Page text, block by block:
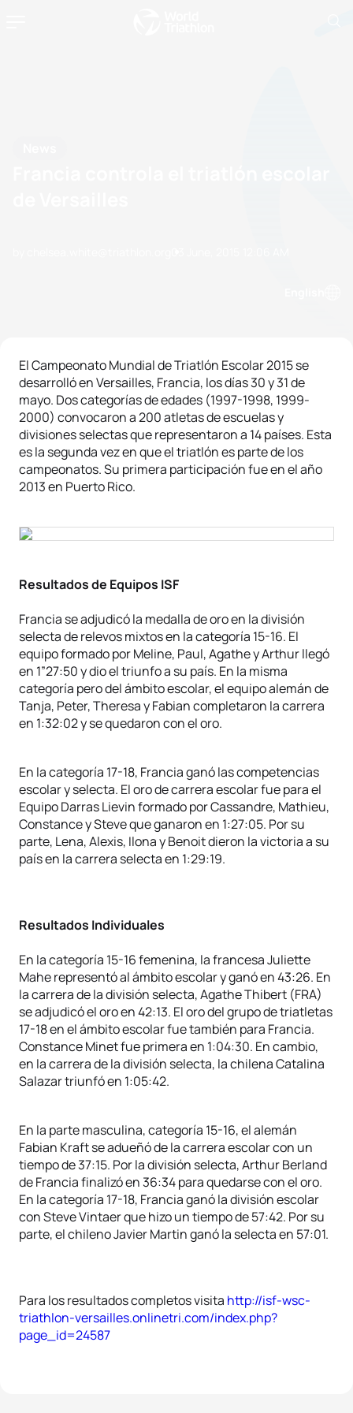
El Campeonato Mundial de Triatlón Escolar 2015 se
desarrolló en Versailles, Francia, los días 30 y 31 de
mayo. Dos categorías de edades (1997-1998, 1999-
2000) convocaron a 200 atletas de escuelas y
divisiones selectas que representaron a 14 países. Esta
es la segunda vez en que el triatlón es parte de los
campeonatos. Su primera participación fue en el año
2013 en Puerto Rico.
Resultados de Equipos ISF
Francia se adjudicó la medalla de oro en la división
selecta de relevos mixtos en la categoría 15-16. El
equipo formado por Meline, Paul, Agathe y Arthur llegó
en 1”27:50 y dio el triunfo a su país. En la misma
categoría pero del ámbito escolar, el equipo alemán de
Tanja, Peter, Theresa y Fabian completaron la carrera
en 1:32:02 y se quedaron con el oro.
En la categoría 17-18, Francia ganó las competencias
escolar y selecta. El oro de carrera escolar fue para el
Equipo Darras Lievin formado por Cassandre, Mathieu,
Constance y Steve que ganaron en 1:27:05. Por su
parte, Lena, Alexis, Ilona y Benoit dieron la victoria a su
país en la carrera selecta en 1:29:19.
Resultados Individuales
En la categoría 15-16 femenina, la francesa Juliette
Mahe representó al ámbito escolar y ganó en 43:26. En
la carrera de la división selecta, Agathe Thibert (FRA)
se adjudicó el oro en 42:13. El oro del grupo de triatletas
17-18 en el ámbito escolar fue también para Francia.
Constance Minet fue primera en 1:04:30. En cambio,
en la carrera de la división selecta, la chilena Catalina
Salazar triunfó en 1:05:42.
En la parte masculina, categoría 15-16, el alemán
Fabian Kraft se adueñó de la carrera escolar con un
tiempo de 37:15. Por la división selecta, Arthur Berland
de Francia finalizó en 36:34 para quedarse con el oro.
En la categoría 17-18, Francia ganó la división escolar
con Steve Vintaer que hizo un tiempo de 57:42. Por su
parte, el chileno Javier Martin ganó la selecta en 57:01.
Para los resultados completos visita http://isf-wsc-
triathlon-versailles.onlinetri.com/index.php?
page_id=24587